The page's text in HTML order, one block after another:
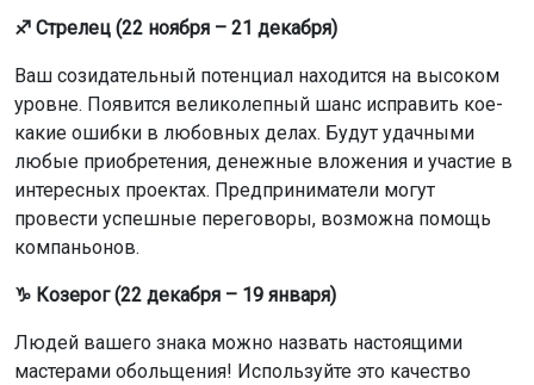
♐ Стрелец (22 ноября – 21 декабря)
Ваш созидательный потенциал находится на высоком
уровне. Появится великолепный шанс исправить кое-
какие ошибки в любовных делах. Будут удачными
любые приобретения, денежные вложения и участие в
интересных проектах. Предприниматели могут
провести успешные переговоры, возможна помощь
компаньонов.
♑ Козерог (22 декабря – 19 января)
Людей вашего знака можно назвать настоящими
мастерами обольщения! Используйте это качество